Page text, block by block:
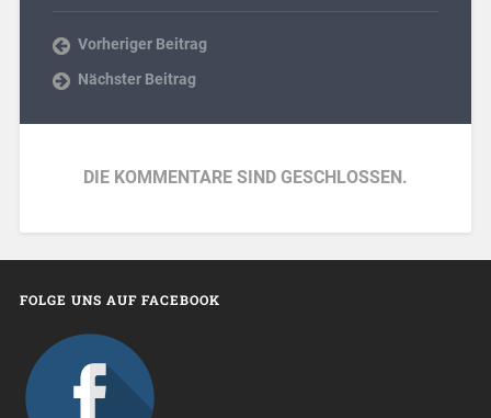
Vorheriger Beitrag
Nächster Beitrag
DIE KOMMENTARE SIND GESCHLOSSEN.
FOLGE UNS AUF FACEBOOK